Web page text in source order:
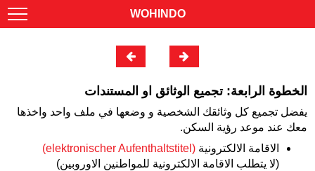
WOHINDO
الخطوة الرابعة: تجميع الوثائق او المستندات
يفضل تجميع كل وثائقك الشخصية و وضعها في ملف واحد واخذها
معك عند موعد رؤية السكن.
الاقامة الالكترونية (elektronischer Aufenthaltstitel)
(لا يتطلب الاقامة الالكترونية للمواطنين الاوروبين)